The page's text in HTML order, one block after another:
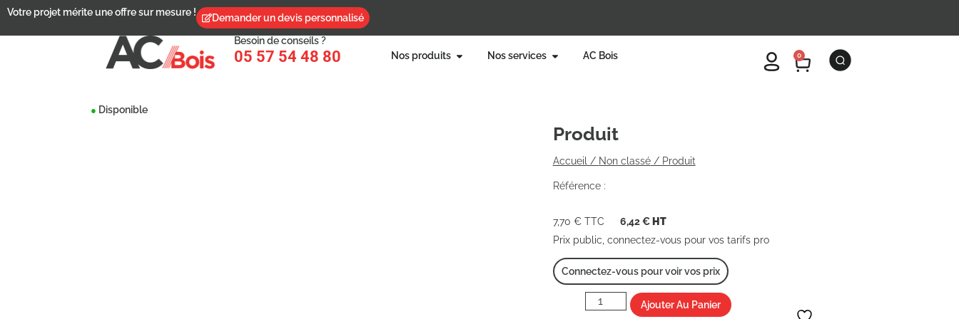
Votre projet mérite une offre sur mesure !
Demander un devis personnalisé
Besoin de conseils ?
05 57 54 48 80 Nos produits Nos services AC Bois 0
● Disponible
Produit
Accueil / Non classé/ Produit
Référence :
7,70 €TTC 6,42€HT
Prix public, connectez-vous pour vos tarifs pro
Connectez-vous pour voir vos prix
Ajouter Au Panier